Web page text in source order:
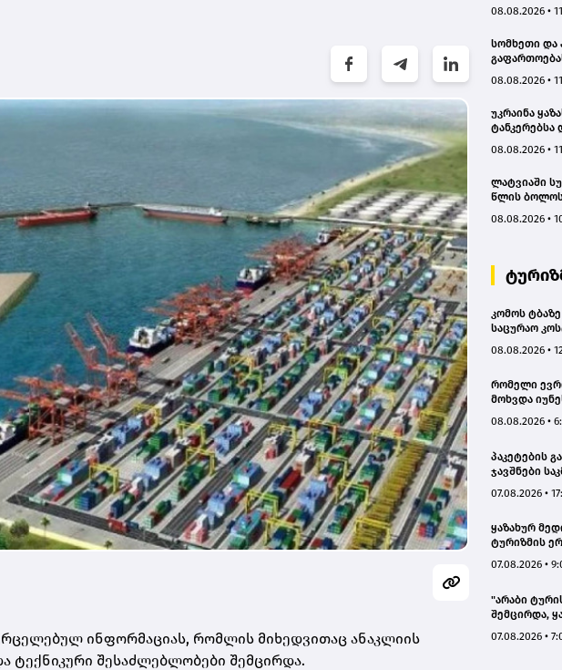
ინფორმაციას, რომლის მიხედვითაც ანაკლიის
ტექნიკური შესაძლებლობები შემცირდა.
08.08.2026 •
სომხეთი და
08.08.2026 •
უკრაინა
ტანკერებსა
08.08.2026 •
ლატვიაში
წლის ბოლოს
08.08.2026 •
კომოს
საცურაო
ევრომდე
08.08.2026 •
რომელი
მოხვდა
08.08.2026 •
პაკეტების
ჯავშნები
07.08.2026 •
ყაზახურ
ტურიზმის
კამპანიის
07.08.2026 •
"არაბი
შემცირდა,
Hotel
07.08.2026 •